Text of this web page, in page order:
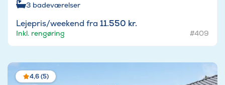
3 badeværelser
Lejepris/weekend fra 11.550 kr.
Inkl. rengøring #409
4,6 (5)